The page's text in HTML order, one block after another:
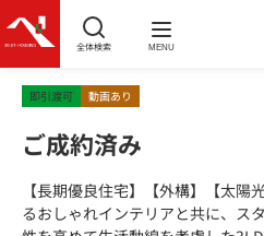
全体検索 MENU
即引渡可 動画あり
ご成約済み
【長期優良住宅】【外構】【太陽
るおしゃれインテリアと共に、ス